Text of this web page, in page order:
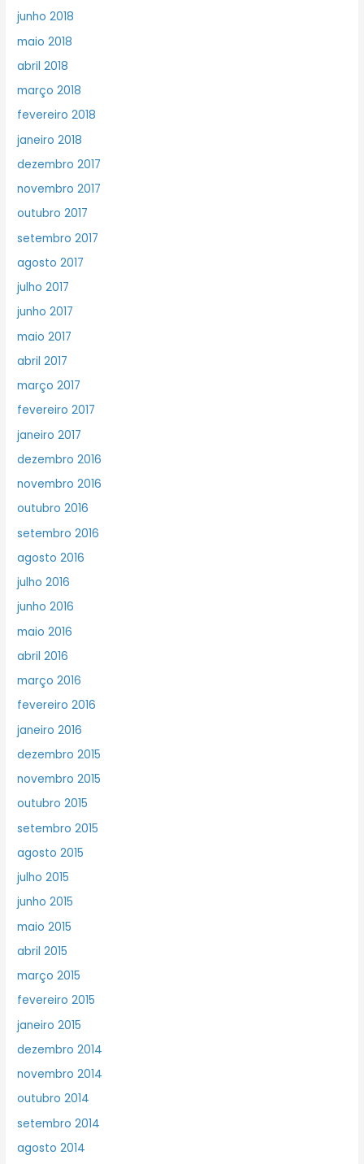
junho 2018
maio 2018
abril 2018
março 2018
fevereiro 2018
janeiro 2018
dezembro 2017
novembro 2017
outubro 2017
setembro 2017
agosto 2017
julho 2017
junho 2017
maio 2017
abril 2017
março 2017
fevereiro 2017
janeiro 2017
dezembro 2016
novembro 2016
outubro 2016
setembro 2016
agosto 2016
julho 2016
junho 2016
maio 2016
abril 2016
março 2016
fevereiro 2016
janeiro 2016
dezembro 2015
novembro 2015
outubro 2015
setembro 2015
agosto 2015
julho 2015
junho 2015
maio 2015
abril 2015
março 2015
fevereiro 2015
janeiro 2015
dezembro 2014
novembro 2014
outubro 2014
setembro 2014
agosto 2014